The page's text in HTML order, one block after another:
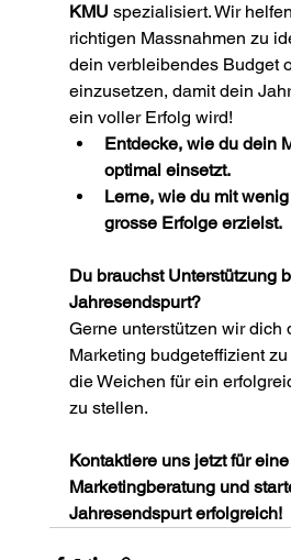
KMU spezialisiert. Wir
richtigen Massnahmen zu
dein verbleibendes Budget
einzusetzen, damit dein
ein voller Erfolg wird!
Entdecke, wie du dein
optimal einsetzt.
Lerne, wie du mit
grosse Erfolge erzielst.
Du brauchst Unterstützung
Jahresendspurt?
Gerne unterstützen wir dich
Marketing budgeteffizient
die Weichen für ein
zu stellen.
Kontaktiere uns jetzt für
Marketingberatung und
Jahresendspurt erfolgreich!